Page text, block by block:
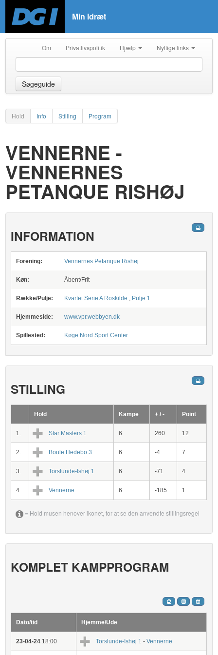
Min Idræt
Om Privatlivspolitik Hjælp Nyttige links
Søgeguide
Hold Info Stilling Program
VENNERNE -
VENNERNES
PETANQUE RISHØJ
INFORMATION
Forening: Vennernes Petanque Rishøj
Køn: Åbent/Frit
Række/Pulje: Kvartet Serie A Roskilde , Pulje 1
Hjemmeside: www.vpr.webbyen.dk
Spillested: Køge Nord Sport Center
STILLING
Hold Kampe + / - Point
1. Star Masters 1 6 260 12
2. Boule Hedebo 3 6 -4 7
3. Torslunde-Ishøj 1 6 -71 4
4. Vennerne 6 -185 1
= Hold musen henover ikonet, for at se den anvendte stillingsregel
KOMPLET KAMPPROGRAM
Dato/tid Hjemme/Ude
23-04-24 18:00 Torslunde-Ishøj 1-Vennerne